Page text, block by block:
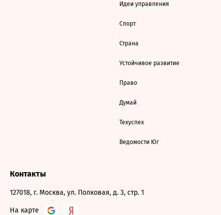
Идеи управления
Спорт
Страна
Устойчивое развитие
Право
Думай
Техуспех
Ведомости Юг
Контакты
127018, г. Москва, ул. Полковая, д. 3, стр. 1
На карте